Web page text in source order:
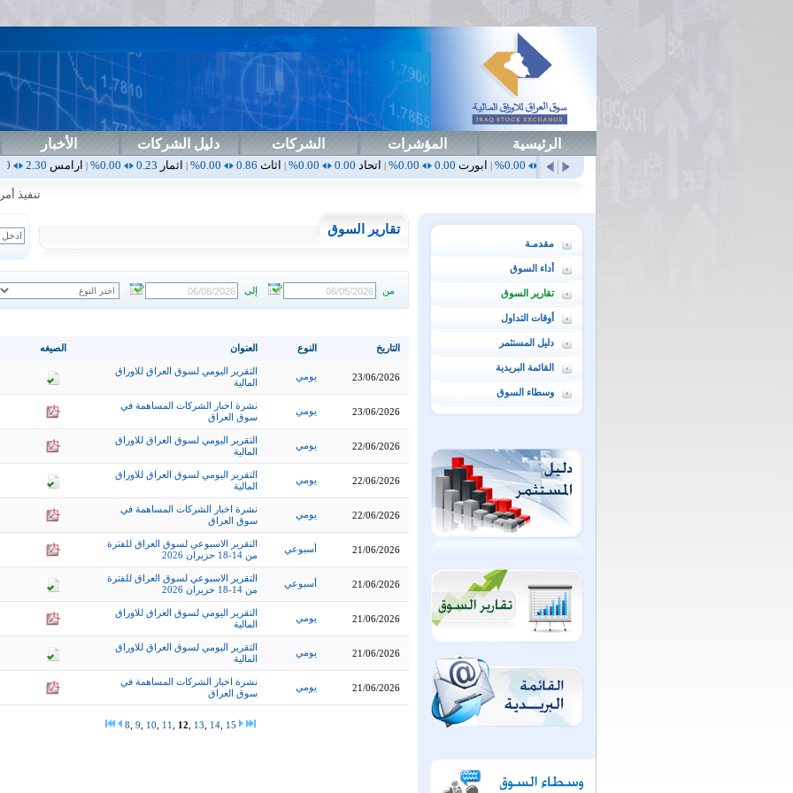
الرئيسية المؤشرات الشركات دليل الشركات الأخبار
ابورت0.00
0.00%
|اتحاد0.00
0.00%
|اثاث0.86
|اثمار0.23
0.00%
|ارامس2.30
|اربيل
تنفيذ أمر
مقدمـة
أداء السوق
تقارير السوق
أوقات التداول
دليل المستثمر
القائمة البريدية
وسطاء السوق
تقارير السوق
من إلى
الصيغه العنوان النوع التاريخ
التقرير اليومي لسوق العراق للاوراق
المالية
يومي 23/06/2026
نشرة اخبار الشركات المساهمة في
سوق العراق
يومي 23/06/2026
التقرير اليومي لسوق العراق للاوراق
المالية
يومي 22/06/2026
التقرير اليومي لسوق العراق للاوراق
المالية
يومي 22/06/2026
نشرة اخبار الشركات المساهمة في
سوق العراق
يومي 22/06/2026
التقرير الاسبوعي لسوق العراق للفترة
من 14-18 حزيران 2026
أسبوعي 21/06/2026
التقرير الاسبوعي لسوق العراق للفترة
من 14-18 حزيران 2026
أسبوعي 21/06/2026
التقرير اليومي لسوق العراق للاوراق
المالية
يومي 21/06/2026
التقرير اليومي لسوق العراق للاوراق
المالية
يومي 21/06/2026
نشرة اخبار الشركات المساهمة في
سوق العراق
يومي 21/06/2026
8 9 10 11 12 13 14 15